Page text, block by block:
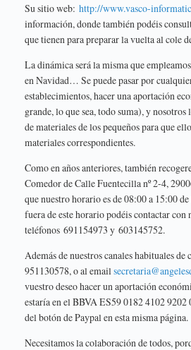
Su sitio web: http://www.vasco-
información, donde también podéis
que tienen para preparar la vuelta al cole
La dinámica será la misma que
en Navidad… Se puede pasar por
establecimientos, hacer una aportación
grande, lo que sea, todo suma), y
de materiales de los pequeños para que
materiales correspondientes.
Como en años anteriores, también
Comedor de Calle Fuentecilla nº 2-4,
que nuestro horario es de 08:00 a 15:00
fuera de este horario podéis contactar con
teléfonos 691154973 y 603145752.
Además de nuestros canales habituales
951130578, o al email
vuestro deseo hacer un aportación
estaría en el BBVA ES59 0182 4102 9202
del botón de Paypal en esta misma página.
Necesitamos la colaboración de todos,